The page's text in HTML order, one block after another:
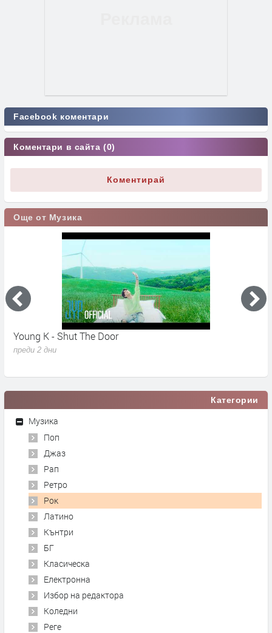
Facebook коментари
Коментари в сайта (0)
Коментирай
Още от Музика
Young K - Shut The Door
преди 2 дни
Категории
Музика
Поп
Джаз
Рап
Ретро
Рок
Латино
Кънтри
БГ
Класическа
Електронна
Избор на редактора
Коледни
Реге